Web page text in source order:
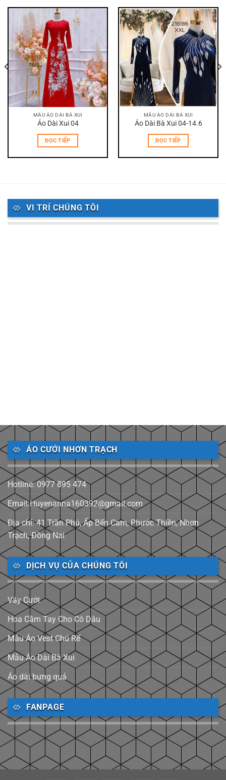
MẪU ÁO DÀI BÀ XUI
Áo Dài Xui 04
ĐỌC TIẾP
MẪU ÁO DÀI BÀ XUI
Áo Dài Bà Xui 04-14.6
ĐỌC TIẾP
VI TRÍ CHÚNG TÔI
ÁO CƯỚI NHƠN TRẠCH
Hotline: 0977 895 474
Email:Huyenanna160392@gmail.com
Địa chỉ: 41 Trần Phú, Ấp Bến Cam, Phước Thiền, Nhơn
Trạch, Đồng Nai
DỊCH VỤ CỦA CHÚNG TÔI
Váy Cưới
Hoa Cầm Tay Cho Cô Dâu
Mẫu Áo Vest Chú Rể
Mẫu Áo Dài Bà Xui
Áo dài bưng quả
FANPAGE